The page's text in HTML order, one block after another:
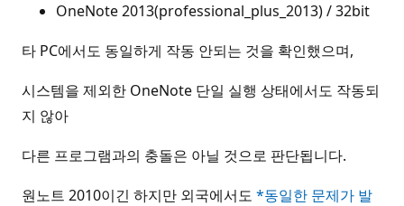
OneNote 2013(professional_plus_2013) / 32bit
타 PC에서도 동일하게 작동 안되는 것을 확인했으며,
시스템을 제외한 OneNote 단일 실행 상태에서도 작동되
지 않아
다른 프로그램과의 충돌은 아닐 것으로 판단됩니다.
원노트 2010이긴 하지만 외국에서도 *동일한 문제가 발